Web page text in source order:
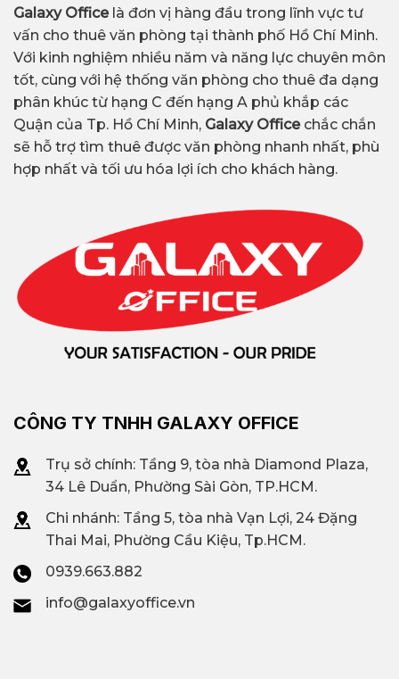
Galaxy Officelà đơn vị hàng đầu trong lĩnh vực tư
vấn cho thuê văn phòng tại thành phố Hồ Chí Minh.
Với kinh nghiệm nhiều năm và năng lực chuyên môn
tốt, cùng với hệ thống văn phòng cho thuê đa dạng
phân khúc từ hạng C đến hạng A phủ khắp các
Quận của Tp. Hồ Chí Minh, Galaxy Office chắc chắn
sẽ hỗ trợ tìm thuê được văn phòng nhanh nhất, phù
hợp nhất và tối ưu hóa lợi ích cho khách hàng.
CÔNG TY TNHH GALAXY OFFICE
Trụ sở chính: Tầng 9, tòa nhà Diamond Plaza,
34 Lê Duẩn, Phường Sài Gòn, TP.HCM.
Chi nhánh: Tầng 5, tòa nhà Vạn Lợi, 24 Đặng
Thai Mai, Phường Cầu Kiệu, Tp.HCM.
0939.663.882
info@galaxyoffice.vn